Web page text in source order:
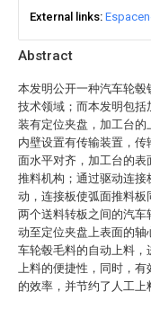
Abstract
本发明公开一种汽车轮
技术领域；而本发明包
装有定位夹盘，加工台
内壁设置有传输装置，
面水平对齐，加工台的
推料机构；通过驱动连
动，连接板使弧面推料
两个送料转板之间的汽
动至定位夹盘上表面的
车轮毂毛料的自动上料
上料的便捷性，同时，
的效率，并节约了人工上
External links